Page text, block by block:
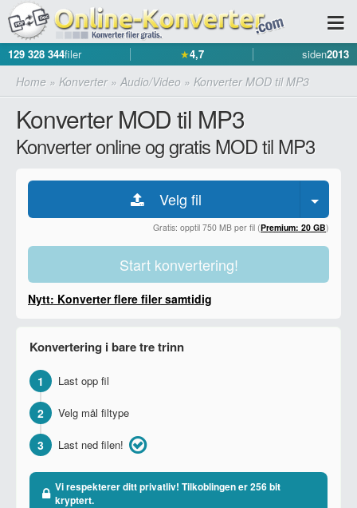
129 328 344filer ★4,7 siden2013
Home » Konverter» Audio/Video » Konverter MOD til MP3
Konverter MOD til MP3
Konverter online og gratis MOD til MP3
Velg fil
Gratis: opptil 750 MB per fil (Premium: 20 GB)
Start konvertering!
Nytt: Konverter flere filer samtidig
Konvertering i bare tre trinn
1 Last opp fil
2 Velg mål filtype
3 Last ned filen!
Vi respekterer ditt privatliv! Tilkoblingen er 256 bit
kryptert.